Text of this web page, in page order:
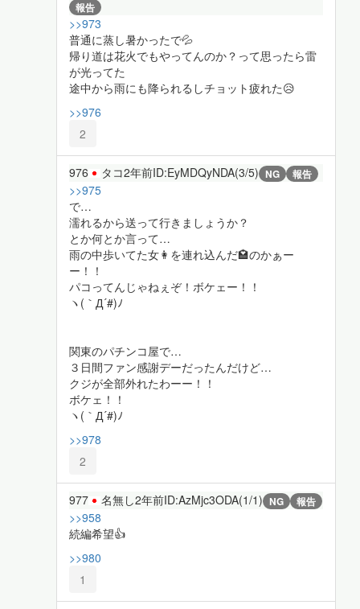
報告
>>973
普通に蒸し暑かったで💦
帰り道は花火でもやってんのか？って思ったら雷
が光ってた
途中から雨にも降られるしチョット疲れた😥
>>976
2
976 タコ2年前ID:EyMDQyNDA(3/5) NG 報告
>>975
で…
濡れるから送って行きましょうか？
とか何とか言って…
雨の中歩いてた女👩を連れ込んだ🏩のかぁー
ー！！
パコってんじゃねぇぞ！ボケェー！！
ヽ(｀Д´#)ﾉ
関東のパチンコ屋で…
３日間ファン感謝デーだったんだけど…
クジが全部外れたわーー！！
ボケェ！！
ヽ(｀Д´#)ﾉ
>>978
2
977 名無し2年前ID:AzMjc3ODA(1/1) NG 報告
>>958
続編希望👍
>>980
1